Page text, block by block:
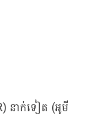
នាក់ទៀត (អូមី